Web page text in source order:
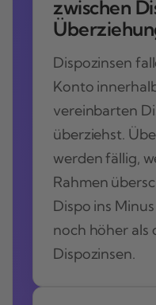
zwischen
Dispozinsen
Konto
vereinbarten
überziehst.
werden fällig,
Rahmen
Dispo ins
noch höher als
Dispozinsen.